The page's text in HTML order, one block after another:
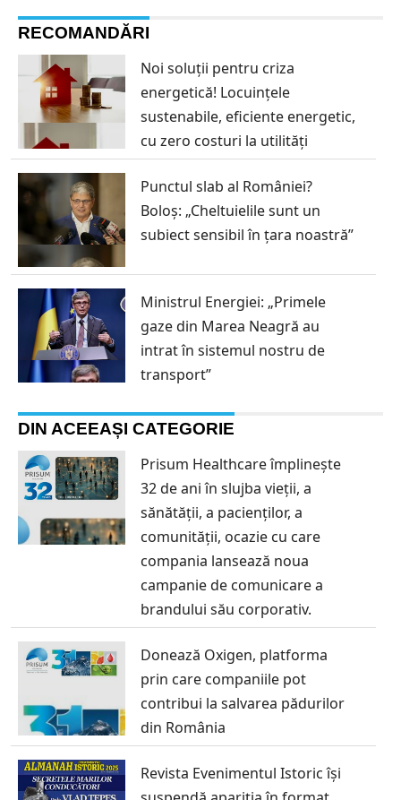
RECOMANDĂRI
Noi soluții pentru criza
energetică! Locuințele
sustenabile, eficiente energetic,
cu zero costuri la utilități
Punctul slab al României?
Boloș: „Cheltuielile sunt un
subiect sensibil în ţara noastră”
Ministrul Energiei: „Primele
gaze din Marea Neagră au
intrat în sistemul nostru de
transport”
DIN ACEEAȘI CATEGORIE
Prisum Healthcare împlinește
32 de ani în slujba vieții, a
sănătății, a pacienților, a
comunității, ocazie cu care
compania lansează noua
campanie de comunicare a
brandului său corporativ.
Donează Oxigen, platforma
prin care companiile pot
contribui la salvarea pădurilor
din România
Revista Evenimentul Istoric își